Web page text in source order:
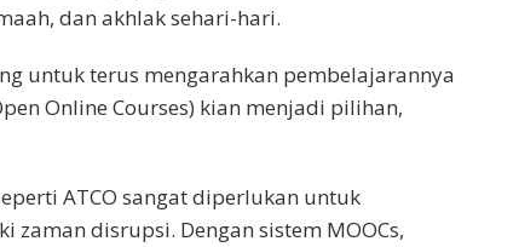
dan akhlak sehari-hari.
untuk terus mengarahkan pembelajarannya
Online Courses) kian menjadi pilihan,
ATCO sangat diperlukan untuk
disrupsi. Dengan sistem MOOCs,